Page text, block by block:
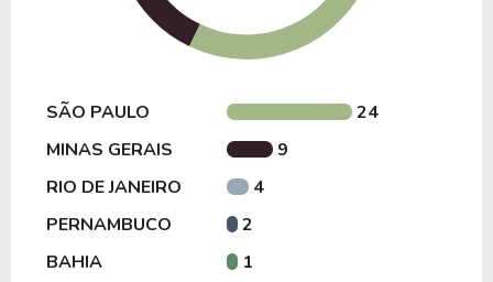
Itupeva G200 (SP).
Ribeirão Preto (SP).
Cone MM2 (PE).
Extrema II (MG).
SÃO PAULO
24
MINAS GERAIS
9
RIO DE JANEIRO
4
PERNAMBUCO
2
BAHIA
1